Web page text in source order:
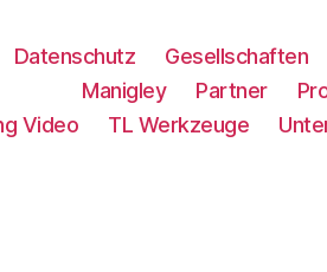
Datenschutz Gesellschaften
Manigley
Partner
Video
TL Werkzeuge